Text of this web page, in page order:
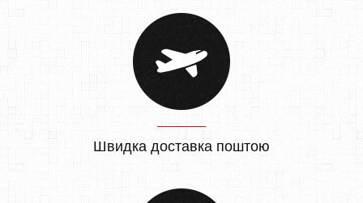
Швидка доставка поштою